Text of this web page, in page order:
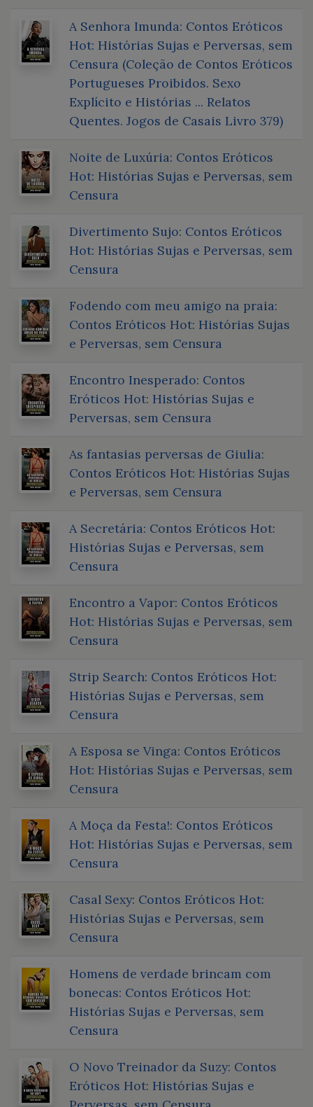
A Senhora Imunda: Contos Eróticos
Hot: Histórias Sujas e Perversas, sem
Censura (Coleção de Contos Eróticos
Portugueses Proibidos. Sexo
Explícito e Histórias ... Relatos
Quentes. Jogos de Casais Livro 379)
Noite de Luxúria: Contos Eróticos
Hot: Histórias Sujas e Perversas, sem
Censura
Divertimento Sujo: Contos Eróticos
Hot: Histórias Sujas e Perversas, sem
Censura
Fodendo com meu amigo na praia:
Contos Eróticos Hot: Histórias Sujas
e Perversas, sem Censura
Encontro Inesperado: Contos
Eróticos Hot: Histórias Sujas e
Perversas, sem Censura
As fantasias perversas de Giulia:
Contos Eróticos Hot: Histórias Sujas
e Perversas, sem Censura
A Secretária: Contos Eróticos Hot:
Histórias Sujas e Perversas, sem
Censura
Encontro a Vapor: Contos Eróticos
Hot: Histórias Sujas e Perversas, sem
Censura
Strip Search: Contos Eróticos Hot:
Histórias Sujas e Perversas, sem
Censura
A Esposa se Vinga: Contos Eróticos
Hot: Histórias Sujas e Perversas, sem
Censura
A Moça da Festa!: Contos Eróticos
Hot: Histórias Sujas e Perversas, sem
Censura
Casal Sexy: Contos Eróticos Hot:
Histórias Sujas e Perversas, sem
Censura
Homens de verdade brincam com
bonecas: Contos Eróticos Hot:
Histórias Sujas e Perversas, sem
Censura
O Novo Treinador da Suzy: Contos
Eróticos Hot: Histórias Sujas e